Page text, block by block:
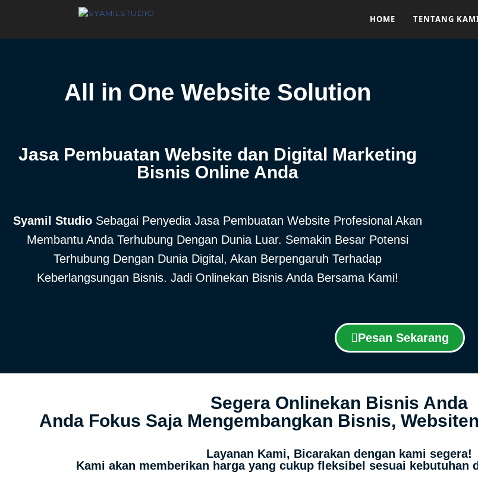
HOME TENTANG
All in One Website Solution
Jasa Pembuatan Website dan Digital Marketing
Bisnis Online Anda
Syamil StudioSebagai Penyedia Jasa Pembuatan Website Profesional Akan
Membantu Anda Terhubung Dengan Dunia Luar. Semakin Besar Potensi
Terhubung Dengan Dunia Digital, Akan Berpengaruh Terhadap
Keberlangsungan Bisnis. Jadi Onlinekan Bisnis Anda Bersama Kami!
Pesan Sekarang
Segera Onlinekan Bisnis Anda
Anda Fokus Saja Mengembangkan Bisnis,
Layanan Kami, Bicarakan dengan kami segera!
Kami akan memberikan harga yang cukup fleksibel sesuai kebutuhan